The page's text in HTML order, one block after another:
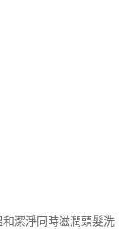
潔淨同時滋潤頭髮洗